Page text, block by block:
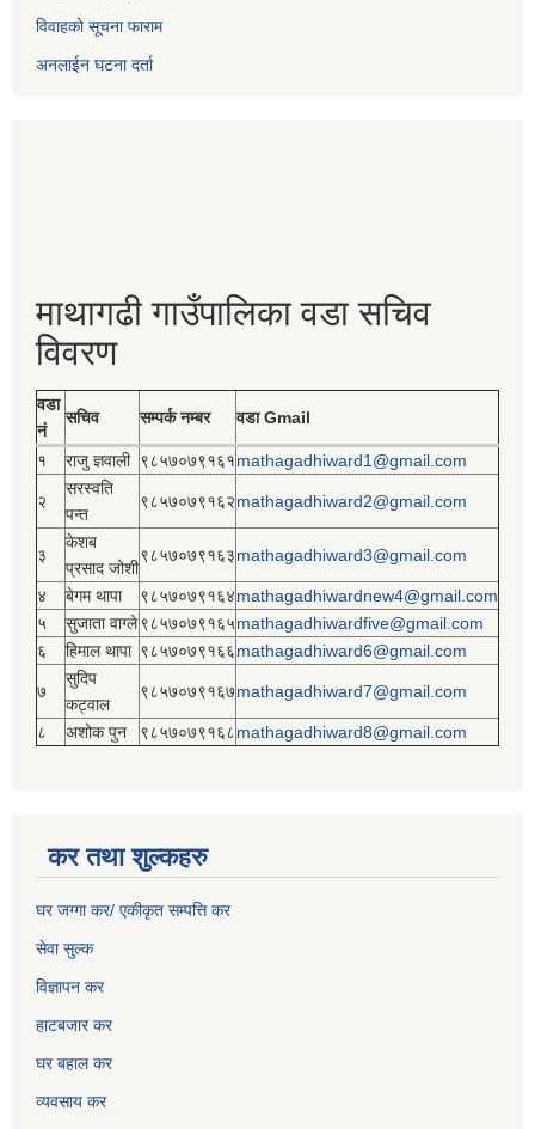
विवाहको सूचना फाराम
अनलाईन घटना दर्ता
माथागढी गाउँपालिका वडा सचिव
विवरण
वडा
नं
सचिव सम्पर्क नम्बर वडा Gmail
१ राजु ज्ञवाली ९८५७०७९१६१mathagadhiward1@gmail.com
२
सरस्वति
पन्त
९८५७०७९१६२mathagadhiward2@gmail.com
३
केशब
प्रसाद जोशी
९८५७०७९१६३mathagadhiward3@gmail.com
४ बेगम थापा ९८५७०७९१६४mathagadhiwardnew4@gmail.com
५
सुजाता वाग्ले९८५७०७९१६५mathagadhiwardfive@gmail.com
६
हिमाल थापा ९८५७०७९१६६mathagadhiward6@gmail.com
७
सुदिप
कट्वाल
९८५७०७९१६७mathagadhiward7@gmail.com
८ अशोक पुन ९८५७०७९१६८mathagadhiward8@gmail.com
कर तथा शुल्कहरु
घर जग्गा कर/ एकीकृत सम्पत्ति कर
सेवा सुल्क
विज्ञापन कर
हाटबजार कर
घर बहाल कर
व्यवसाय कर